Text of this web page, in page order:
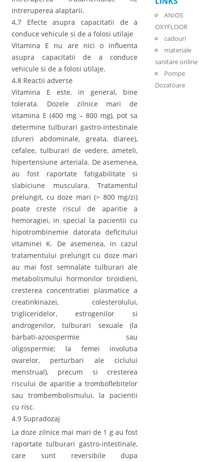
intreruperea alaptarii.
4.7 Efecte asupra capacitatii de a
conduce vehicule si de a folosi utilaje
Vitamina E nu are nici o influenta
asupra capacitatii de a conduce
vehicule si de a folosi utilaje.
4.8 Reactii adverse
Vitamina E este, in general, bine
tolerata. Dozele zilnice mari de
vitamina E (400 mg – 800 mg), pot sa
determine tulburari gastro-intestinale
(dureri abdominale, greata, diaree),
cefalee, tulburari de vedere, ameteli,
hipertensiune arteriala. De asemenea,
au fost raportate fatigabilitate si
slabiciune musculara. Tratamentul
prelungit, cu doze mari (> 800 mg/zi)
poate creste riscul de aparitie a
hemoragiei, in special la pacientii cu
hipotrombinemie datorata deficitului
vitaminei K. De asemenea, in cazul
tratamentului prelungit cu doze mari
au mai fost semnalate tulburari ale
metabolismului hormonilor tiroidieni,
cresterea concentratiei plasmatice a
creatinkinazei, colesterolului,
trigliceridelor, estrogenilor si
androgenilor, tulburari sexuale (la
barbati-azoospermie sau
oligospermie; la femei involutia
ovarelor, perturbari ale ciclului
menstrual), precum si cresterea
riscului de aparitie a tromboflebitelor
sau trombembolismului, la pacientii
cu risc.
4.9 Supradozaj
La doze zilnice mai mari de 1 g au fost
raportate tulburari gastro-intestinale,
care sunt reversibile dupa
ANIOS
OXYFLOOR
cadouri
materiale
sanitare online
Pompe
Dozatoare